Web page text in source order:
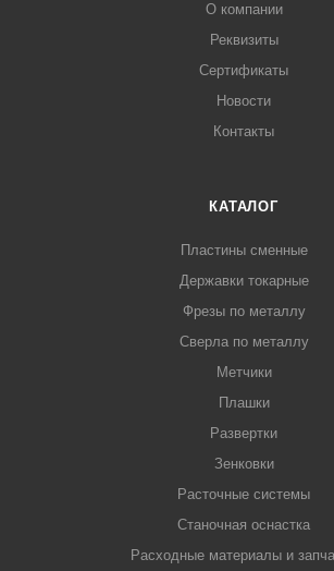
О компании
Реквизиты
Сертификаты
Новости
Контакты
КАТАЛОГ
Пластины сменные
Державки токарные
Фрезы по металлу
Сверла по металлу
Метчики
Плашки
Развертки
Зенковки
Расточные системы
Станочная оснастка
Расходные материалы и